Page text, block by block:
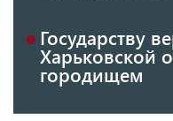
Государству
Харьковской
городищем